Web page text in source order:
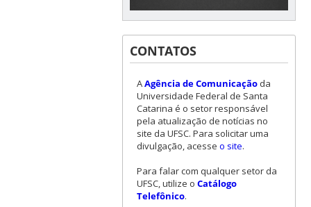
CONTATOS
AAgência de Comunicaçãoda
Universidade Federal de Santa
Catarina é o setor responsável
pela atualização de notícias no
site da UFSC. Para solicitar uma
divulgação, acesse o site.
Para falar com qualquer setor da
UFSC, utilize o Catálogo
Telefônico.